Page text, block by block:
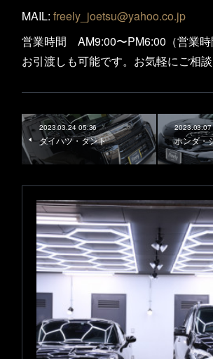
MAIL: freely_joetsu@yahoo.co.jp
営業時間 AM9:00〜PM6:00（営業時
お引渡しも可能です。お気軽にご相談
2023.03.24 05:36
ダイハツ・タント ホンダ・